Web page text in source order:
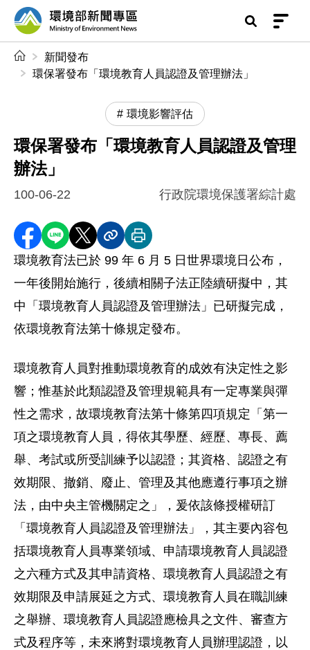
前往中央內容區塊
環境部新聞專區
新聞發布
環保署發布「環境教育人員認證及管理辦法」
環境影響評估
環保署發布「環境教育人員認證及管理
辦法」
100-06-22 行政院環境保護署綜計處
分享至 Facebook
分享到 LINE
分享到 X分享內容連結
列印本頁
環境教育法已於 99 年 6 月 5 日世界環境日公布，
一年後開始施行，後續相關子法正陸續研擬中，其
中「環境教育人員認證及管理辦法」已研擬完成，
依環境教育法第十條規定發布。
環境教育人員對推動環境教育的成效有決定性之影
響；惟基於此類認證及管理規範具有一定專業與彈
性之需求，故環境教育法第十條第四項規定「第一
項之環境教育人員，得依其學歷、經歷、專長、薦
舉、考試或所受訓練予以認證；其資格、認證之有
效期限、撤銷、廢止、管理及其他應遵行事項之辦
法，由中央主管機關定之」，爰依該條授權研訂
「環境教育人員認證及管理辦法」，其主要內容包
括環境教育人員專業領域、申請環境教育人員認證
之六種方式及其申請資格、環境教育人員認證之有
效期限及申請展延之方式、環境教育人員在職訓練
之舉辦、環境教育人員認證應檢具之文件、審查方
式及程序等，未來將對環境教育人員辦理認證，以